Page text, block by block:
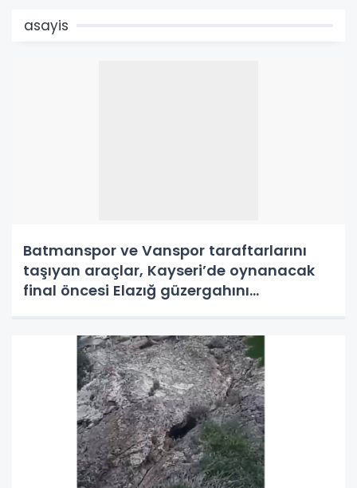
asayis
Batmanspor ve Vanspor taraftarlarını
taşıyan araçlar, Kayseri’de oynanacak
final öncesi Elazığ güzergahını